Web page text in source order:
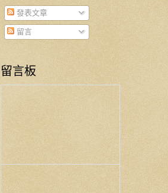
發表文章
留言
留言板